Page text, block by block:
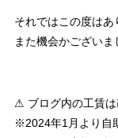
それではこの度はあ
また機会かございま
⚠ ブログ内の工賃は
※2024年1月より自